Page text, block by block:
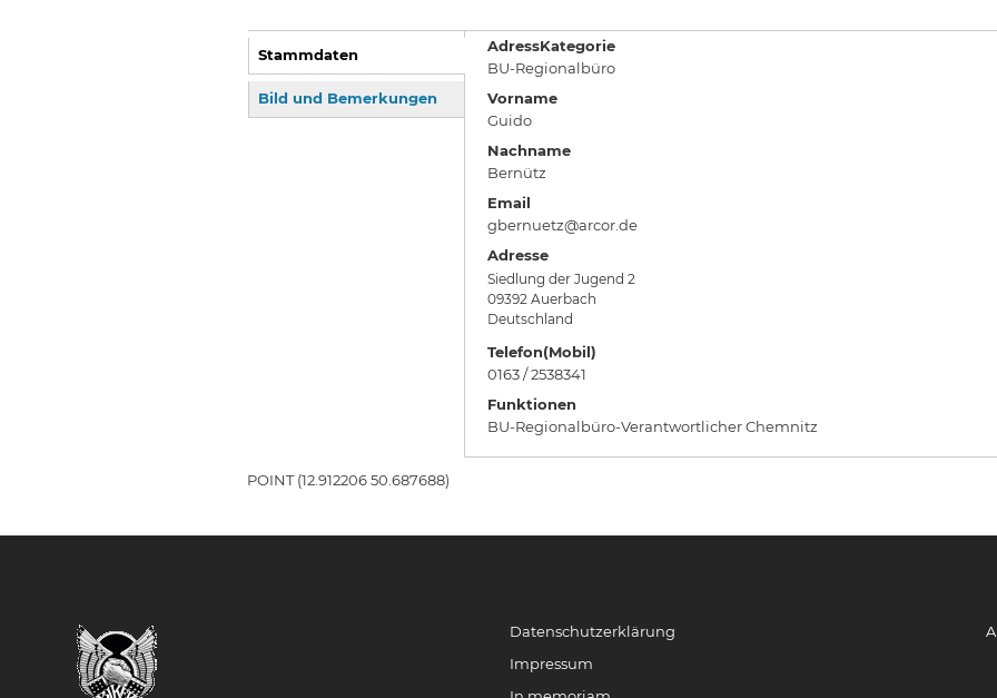
Stammdaten
(aktiver
Reiter)
Bild und Bemerkungen
AdressKategorie
BU-Regionalbüro
Vorname
Guido
Nachname
Bernütz
Email
gbernuetz@arcor.de
Adresse
Siedlung der Jugend 2
09392 Auerbach
Deutschland
Telefon(Mobil)
0163 / 2538341
Funktionen
BU-Regionalbüro-Verantwortlicher Chemnitz
POINT (12.912206 50.687688)
Datenschutzerklärung
Impressum